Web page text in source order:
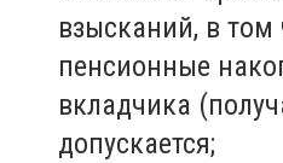
взысканий, в том
пенсионные
вкладчика
допускается;